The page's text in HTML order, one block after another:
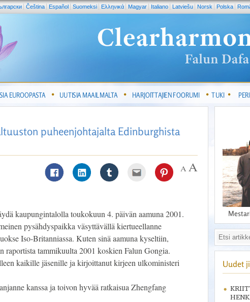
Čeština Español Suomeksi Ελληνικά Magyar Italiano Latviešu Norsk Polska
EUROOPASTA UUTISIA MAAILMALTA HARJOITTAJIEN FOORUMI TUKI
puheenjohtajalta Edinburghista
kaupungintalolla toukokuun 4. päivän aamuna 2001.
pysähdyspaikka väsyttävällä kiertueellanne
Iso-Britanniassa. Kuten sinä aamuna kyseltiin,
raportista tammikuulta 2001 koskien Falun Gongia.
kaikille jäsenille ja kirjoittanut kirjeen ulkoministeri
kanssa ja toivon hyvää ratkaisua Zhengfang
Uudet